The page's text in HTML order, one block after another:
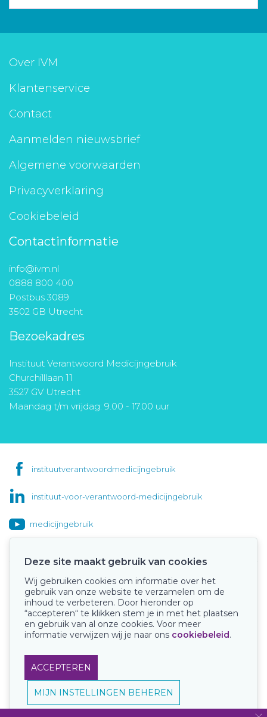
Over IVM
Klantenservice
Contact
Aanmelden nieuwsbrief
Algemene voorwaarden
Privacyverklaring
Cookiebeleid
Contactinformatie
info@ivm.nl
0888 800 400
Postbus 3089
3502 GB Utrecht
Bezoekadres
Instituut Verantwoord Medicijngebruik
Churchilllaan 11
3527 GV Utrecht
Maandag t/m vrijdag: 9.00 - 17.00 uur
instituutverantwoordmedicijngebruik
instituut-voor-verantwoord-medicijngebruik
medicijngebruik
Onze keurmerken
Deze site maakt gebruik van cookies
Wij gebruiken cookies om informatie over het
gebruik van onze website te verzamelen om de
inhoud te verbeteren. Door hieronder op
“accepteren“ te klikken stem je in met het plaatsen
en gebruik van al onze cookies. Voor meer
informatie verwijzen wij je naar ons cookiebeleid.
ACCEPTEREN
MIJN INSTELLINGEN BEHEREN